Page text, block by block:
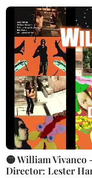
🟡 William Vivanco
Director: Lester